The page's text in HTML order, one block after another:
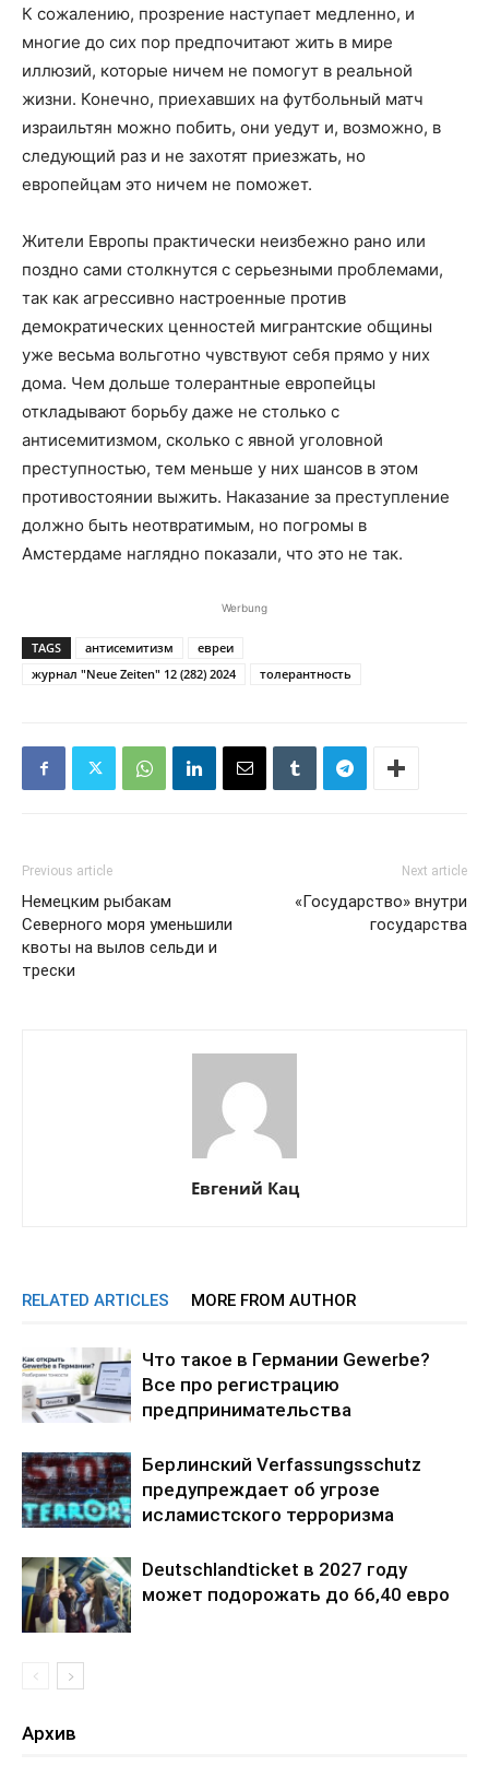
К сожалению, прозрение наступает медленно, и
многие до сих пор предпочитают жить в мире
иллюзий, которые ничем не помогут в реальной
жизни. Конечно, приехавших на футбольный матч
израильтян можно побить, они уедут и, возможно, в
следующий раз и не захотят приезжать, но
европейцам это ничем не поможет.
Жители Европы практически неизбежно рано или
поздно сами столкнутся с серьезными проблемами,
так как агрессивно настроенные против
демократических ценностей мигрантские общины
уже весьма вольготно чувствуют себя прямо у них
дома. Чем дольше толерантные европейцы
откладывают борьбу даже не столько с
антисемитизмом, сколько с явной уголовной
преступностью, тем меньше у них шансов в этом
противостоянии выжить. Наказание за преступление
должно быть неотвратимым, но погромы в
Амстердаме наглядно показали, что это не так.
Werbung
TAGS антисемитизм
евреи
журнал "Neue Zeiten" 12 (282) 2024
толерантность
Previous article
Немецким рыбакам
Северного моря уменьшили
квоты на вылов сельди и
трески
Next article
«Государство» внутри
государства
Евгений Кац
RELATED ARTICLES MORE FROM AUTHOR
Что такое в Германии Gewerbe?
Все про регистрацию
предпринимательства
Берлинский Verfassungsschutz
предупреждает об угрозе
исламистского терроризма
Deutschlandticket в 2027 году
может подорожать до 66,40 евро
Архив